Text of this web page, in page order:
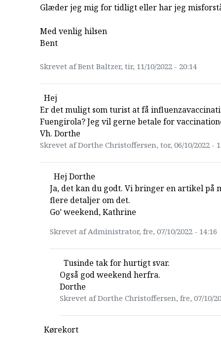
Glæder jeg mig for tidligt eller har jeg
Med venlig hilsen
Bent
Skrevet af Bent Baltzer, tir, 11/10/2022 - 20:14
Hej
Er det muligt som turist at få
Fuengirola? Jeg vil gerne betale for
Vh. Dorthe
Skrevet af Dorthe Christoffersen, tor, 06/10/2022 -
Hej Dorthe
Ja, det kan du godt. Vi bringer en artikel på
flere detaljer om det.
Go’ weekend, Kathrine
Skrevet af Administrator, fre, 07/10/2022 - 14:16
Tusinde tak for hurtigt svar.
Også god weekend herfra.
Dorthe
Skrevet af Dorthe Christoffersen, fre, 07/10/
Kørekort